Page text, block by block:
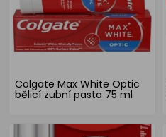
Colgate Max White Optic
bělicí zubní pasta 75 ml